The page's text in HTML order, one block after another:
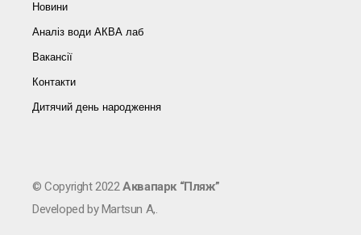
Новини
Аналіз води АКВА лаб​
Вакансії
Контакти
Дитячий день народження
© Copyright 2022Аквапарк “Пляж”
Developed by Martsun A,.